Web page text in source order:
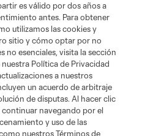
Information
Cookies Settings
and MLS name and shield are
Soccer, L.L.C. (“MLS”). The names
es válido por dos años a
antes. Para obtener
utilizamos las cookies y
sitio y cómo optar por no
no esenciales, visita la sección
nuestra Política de Privacidad
a nuestros
un acuerdo de arbitraje
de disputas. Al hacer clic
continuar navegando por el
y uso de las
nuestros Términos de